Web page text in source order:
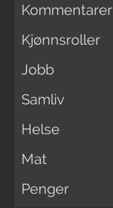
Kommentarer
Kjønnsroller
Jobb
Samliv
Helse
Mat
Penger